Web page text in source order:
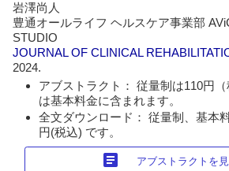
岩澤尚人
豊通オールライフ ヘルスケア事業部
STUDIO
JOURNAL OF CLINICAL
2024.
アブストラクト： 従量制は110円
は基本料金に含まれます。
全文ダウンロード： 従量制、基本
円(税込) です。
article アブストラクトを